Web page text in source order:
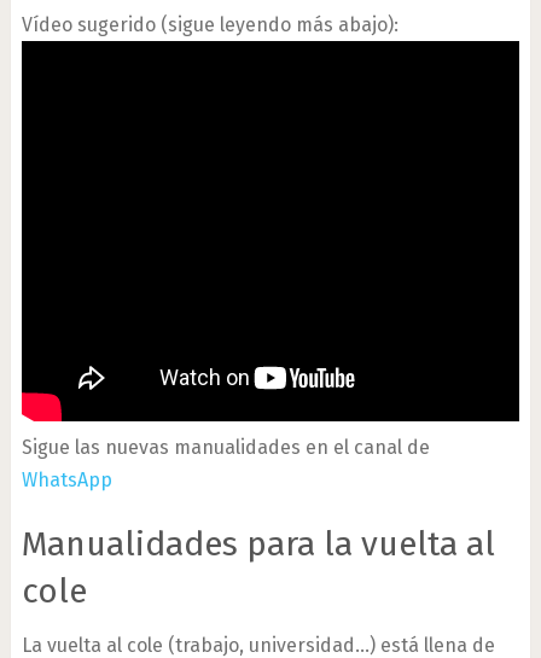
Vídeo sugerido (sigue leyendo más abajo):
Sigue las nuevas manualidades en el canal de
WhatsApp
Manualidades para la vuelta al
cole
La vuelta al cole (trabajo, universidad…) está llena de